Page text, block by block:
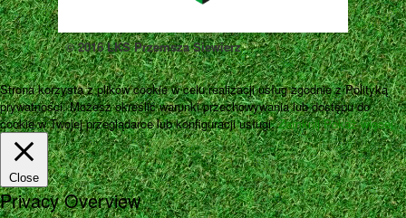
© 2016 LKS Przemsza Siewierz
Strona korzysta z plików cookie w celu realizacji usług zgodnie z Polityką
prywatności. Możesz określić warunki przechowywania lub dostępu do
cookie w Twojej przeglądarce lub konfiguracji usługi.Zamknij Pokaż więcej
Close
Privacy Overview